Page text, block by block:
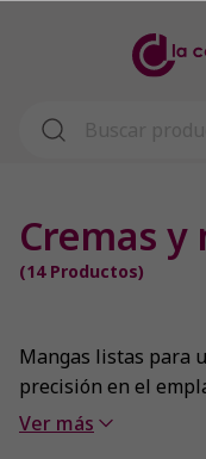
Cremas y
(14Productos)
Mangas listas para
precisión en el
de vainilla,
Ver más